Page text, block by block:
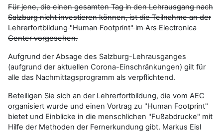
Für jene, die einen gesamten Tag in den Lehrausgang nach
Salzburg nicht investieren können, ist die Teilnahme an der
Lehrerfortbildung "Human Footprint" im Ars Electronica
Center vorgesehen.
Aufgrund der Absage des Salzburg-Lehrausganges
(aufgrund der aktuellen Corona-Einschränkungen) gilt für
alle das Nachmittagsprogramm als verpflichtend.
Beteiligen Sie sich an der Lehrerfortbildung, die vom AEC
organisiert wurde und einen Vortrag zu "Human Footprint"
bietet und Einblicke in die menschlichen "Fußabdrucke" mit
Hilfe der Methoden der Fernerkundung gibt. Markus Eisl